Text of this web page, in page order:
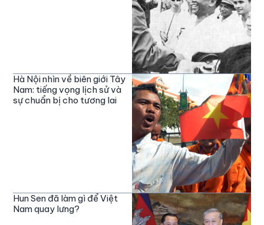
Hà Nội nhìn về biên giới Tây
Nam: tiếng vọng lịch sử và
sự chuẩn bị cho tương lai
Hun Sen đã làm gì để Việt
Nam quay lưng?